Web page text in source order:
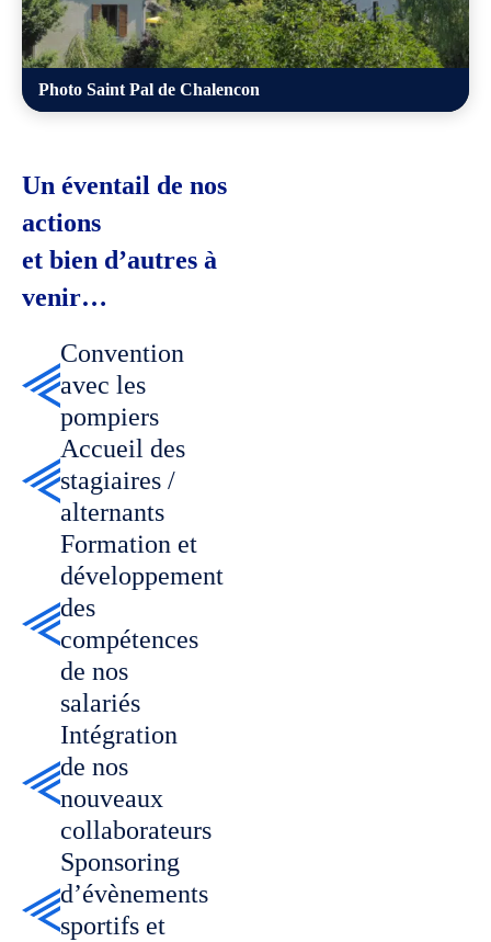
Photo Saint Pal de Chalencon
Un éventail de nos
actions
et bien d’autres à
venir…
Convention
avec les
pompiers
Accueil des
stagiaires /
alternants
Formation et
développement
des
compétences
de nos
salariés
Intégration
de nos
nouveaux
collaborateurs
Sponsoring
d’évènements
sportifs et